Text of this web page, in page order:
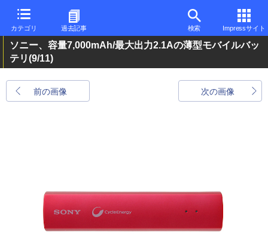
カテゴリ 過去記事 検索 Impressサイト
ソニー、容量7,000mAh/最大出力2.1Aの薄型モバイルバッ
テリ(9/11)
前の画像 次の画像